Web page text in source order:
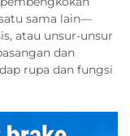
sama lain—
atau unsur-unsur
dan
rupa dan fungsi